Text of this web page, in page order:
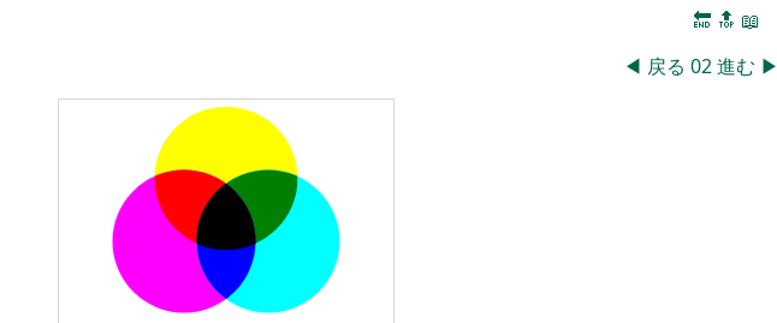
🔚 🔝 📖
◀ 戻る 02進む ▶